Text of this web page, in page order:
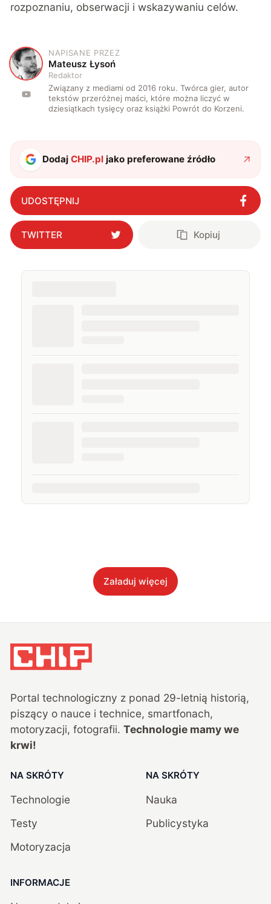
rozpoznaniu, obserwacji i wskazywaniu celów.
M
NAPISANE PRZEZ
Mateusz Łysoń
Redaktor
Związany z mediami od 2016 roku. Twórca gier, autor
tekstów przeróżnej maści, które można liczyć w
dziesiątkach tysięcy oraz książki Powrót do Korzeni.
DodajCHIP.pl jako preferowane źródło
UDOSTĘPNIJ
TWITTER Kopiuj
Załaduj więcej
Portal technologiczny z ponad 29-letnią historią,
piszący o nauce i technice, smartfonach,
motoryzacji, fotografii. Technologie mamy we
krwi!
NA SKRÓTY
Technologie
Testy
Motoryzacja
NA SKRÓTY
Nauka
Publicystyka
INFORMACJE